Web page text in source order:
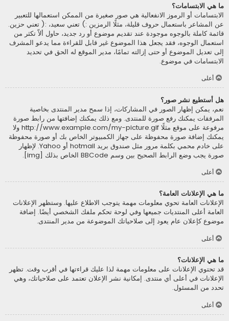
ما هي الابتسامات؟
الابتسامات أو الرموز الانفعالية هي صور صغيرة من الممكن استعمالها للتعبير
عن المشاعر باستعمال حروف قليلة، مثلًا الرمزين :) تعني سعيد، :( تعني حزين.
قائمة كاملة بالوجوه موجودة عند تقديم موضوع أو رد جديد، حاول ألاّ تكثر من
استعمال الوجوه، فقد يجعل هذا الموضوع غير قابل للقراءة مما يدعو المشرف
إلى تعديل الموضوع أو حتى إزالته تمامًا، مدير الموقع له الحق في تحديد
الابتسامات في موضوع.
أعلى
هل أستطيع نشر صور؟
نعم، يمكن إظهار الصور في المشاركات، إذا سمح مدير المنتدى بخاصية
المرفقات يمكنك رفع صورة للمنتدى. ومع ذلك يمكنك إضافتها من رابط صورة
مرفوعة على موقع مثلًا http://www.example.com/my-picture.gif ولا
يمكنك إضافة صورة محفوظة على جهاز الكمبيوتر الخاص بك أو صورة محفوظة
على خادم محمي بكلمة مرور مثل صندوق بريد hotmail أو Yahoo. لإظهار
صورة يجب وضع الرابط الصحيح بين وسم BBCode الخاص بذلك [img].
أعلى
ما هي الإعلانات العامة؟
الإعلانات العامة تحوي معلومات مهمة يتوجب الاطلاع عليها. وستظهر الإعلانات
العامة أعلى المنتديات جميعها وفي لوحة تحكم ملفك الشخصي أيضًا. إضافة
موضوع كإعلان عام يعود إلى صلاحياتك الموضوعة من مدير المنتدى.
أعلى
ما هي الإعلانات؟
قد تحتوي الإعلانات على معلومات مهمة لذا عليك قراءتها في أقرب وقت. تظهر
الإعلانات في أعلى أي منتدى. إمكانية نشر الإعلان تعتمد على صلاحياتك، وهي
تحدد من المسئول.
أعلى